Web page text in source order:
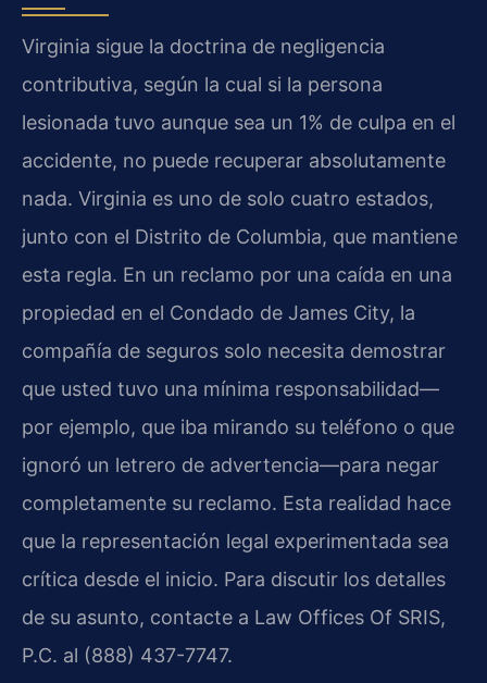
Virginia sigue la doctrina de negligencia
contributiva, según la cual si la persona
lesionada tuvo aunque sea un 1% de culpa en el
accidente, no puede recuperar absolutamente
nada. Virginia es uno de solo cuatro estados,
junto con el Distrito de Columbia, que mantiene
esta regla. En un reclamo por una caída en una
propiedad en el Condado de James City, la
compañía de seguros solo necesita demostrar
que usted tuvo una mínima responsabilidad—
por ejemplo, que iba mirando su teléfono o que
ignoró un letrero de advertencia—para negar
completamente su reclamo. Esta realidad hace
que la representación legal experimentada sea
crítica desde el inicio. Para discutir los detalles
de su asunto, contacte a Law Offices Of SRIS,
P.C. al (888) 437-7747.